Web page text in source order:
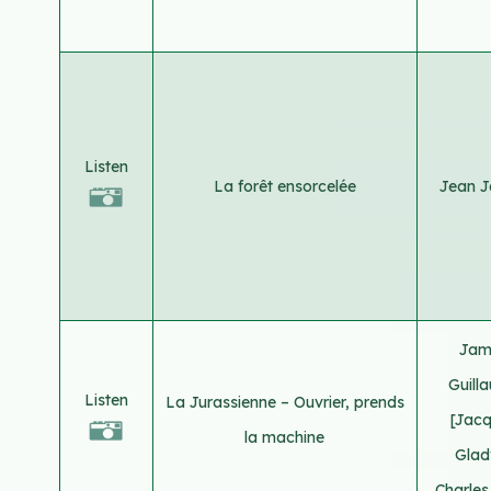
Listen
La forêt ensorcelée
Jean
Listen
La Jurassienne – Ouvrier, prends
la machine